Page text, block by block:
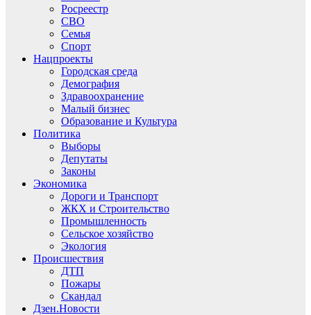
Росреестр
СВО
Семья
Спорт
Нацпроекты
Городская среда
Демография
Здравоохранение
Малый бизнес
Образование и Культура
Политика
Выборы
Депутаты
Законы
Экономика
Дороги и Транспорт
ЖКХ и Строительство
Промышленность
Сельское хозяйство
Экология
Происшествия
ДТП
Пожары
Скандал
Дзен.Новости